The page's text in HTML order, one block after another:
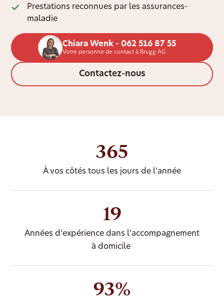
Prestations reconnues par les assurances-
maladie
Chiara Wenk - 062 516 87 55
Votre personne de contact à Brugg AG
Contactez-nous
365
À vos côtés tous les jours de l’année
19
Années d’expérience dans l’accompagnement
à domicile
93%